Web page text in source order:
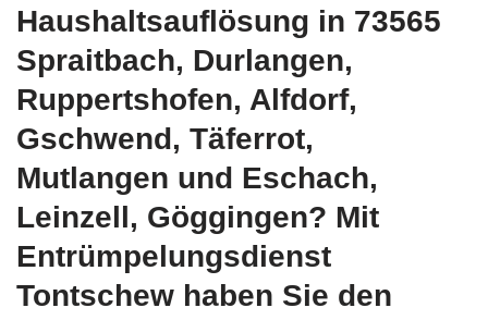
Haushaltsauflösung in 73565
Spraitbach, Durlangen,
Ruppertshofen, Alfdorf,
Gschwend, Täferrot,
Mutlangen und Eschach,
Leinzell, Göggingen? Mit
Entrümpelungsdienst
Tontschew haben Sie den